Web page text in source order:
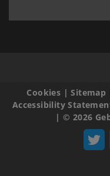
Cookies |Sitemap
Accessibility
|© 2026